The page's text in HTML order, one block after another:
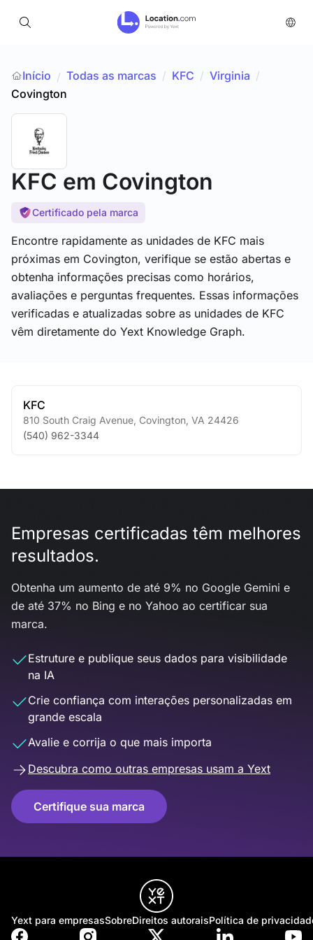
Início / Todas as marcas / KFC / Virginia /
Covington
KFC em Covington
Certificado pela marca
Encontre rapidamente as unidades de KFC mais
próximas em Covington, verifique se estão abertas e
obtenha informações precisas como horários,
avaliações e perguntas frequentes. Essas informações
verificadas e atualizadas sobre as unidades de KFC
vêm diretamente do Yext Knowledge Graph.
KFC
810 South Craig Avenue Covington VA 24426
(540) 962-3344
Empresas certificadas têm melhores
resultados.
Obtenha um aumento de até 9% no Google Gemini e
de até 37% no Bing e no Yahoo ao certificar sua
marca.
Estruture e publique seus dados para visibilidade
na IA
Crie confiança com interações personalizadas em
grande escala
Avalie e corrija o que mais importa
Descubra como outras empresas usam a Yext
Certifique sua marca
Yext para empresasSobreDireitos autoraisPolítica de